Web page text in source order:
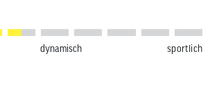
dynamisch sportlich